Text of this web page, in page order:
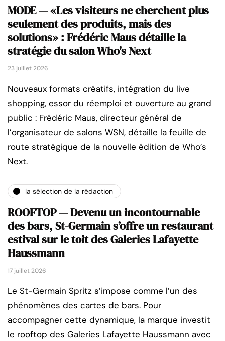
MODE — «Les visiteurs ne cherchent plus
seulement des produits, mais des
solutions» : Frédéric Maus détaille la
stratégie du salon Who's Next
23 juillet 2026
Nouveaux formats créatifs, intégration du live
shopping, essor du réemploi et ouverture au grand
public : Frédéric Maus, directeur général de
l’organisateur de salons WSN, détaille la feuille de
route stratégique de la nouvelle édition de Who’s
Next.
la sélection de la rédaction
ROOFTOP — Devenu un incontournable
des bars, St-Germain s’offre un restaurant
estival sur le toit des Galeries Lafayette
Haussmann
17 juillet 2026
Le St-Germain Spritz s’impose comme l’un des
phénomènes des cartes de bars. Pour
accompagner cette dynamique, la marque investit
le rooftop des Galeries Lafayette Haussmann avec